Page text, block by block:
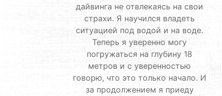
дайвинга не отвлекаясь на свои
страхи. Я научился владеть
ситуацией под водой и на воде.
Теперь я уверенно могу
погружаться на глубину 18
метров и с уверенностью
говорю, что это только начало. И
за продолжением я приеду